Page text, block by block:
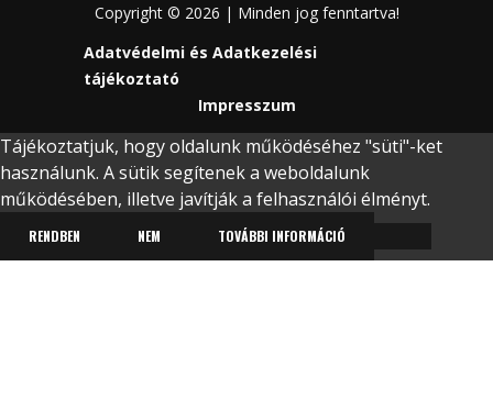
Copyright © 2026 | Minden jog fenntartva!
Adatvédelmi és Adatkezelési
tájékoztató
Impresszum
Tájékoztatjuk, hogy oldalunk működéséhez "süti"-ket
használunk. A sütik segítenek a weboldalunk
működésében, illetve javítják a felhasználói élményt.
RENDBEN NEM TOVÁBBI INFORMÁCIÓ